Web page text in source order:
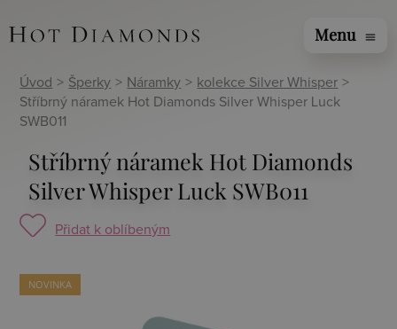
Menu menu
Úvod > Šperky > Náramky > kolekce Silver Whisper >
Stříbrný náramek Hot Diamonds Silver Whisper Luck
SWB011
Stříbrný náramek Hot Diamonds
Silver Whisper Luck SWB011
Přidat k oblíbeným
NOVINKA